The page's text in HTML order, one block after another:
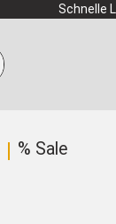
Schnelle
% Sale